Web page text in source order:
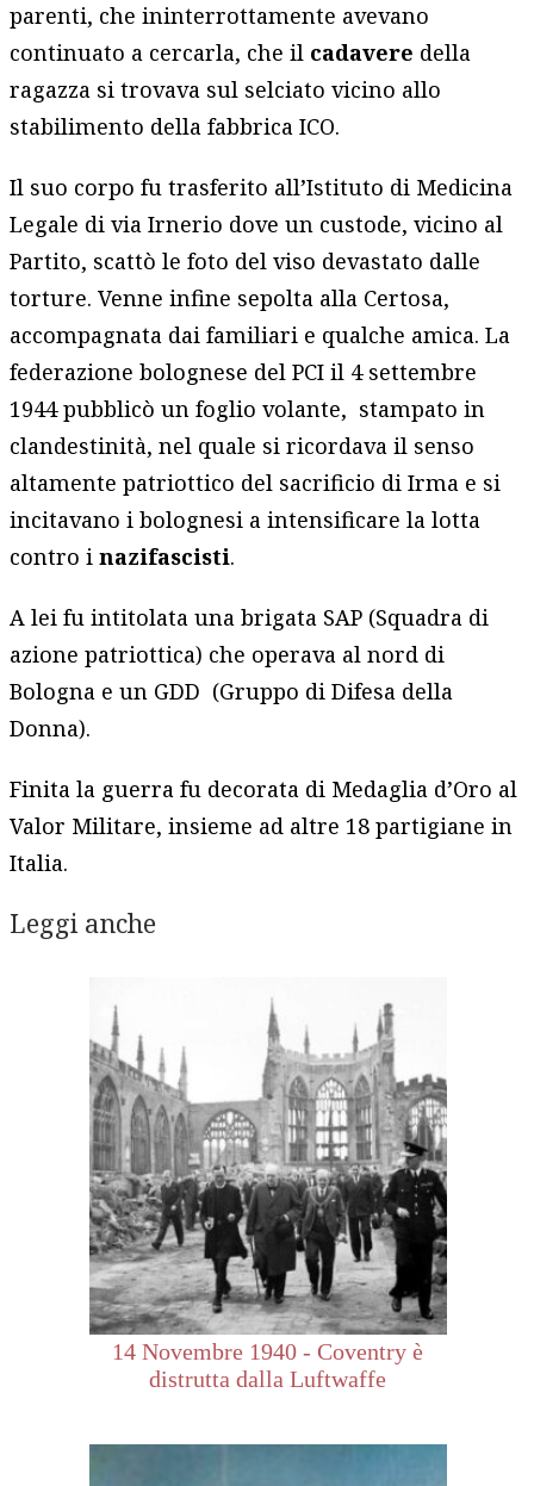
parenti, che ininterrottamente avevano
continuato a cercarla, che il cadavere della
ragazza si trovava sul selciato vicino allo
stabilimento della fabbrica ICO.
Il suo corpo fu trasferito all’Istituto di Medicina
Legale di via Irnerio dove un custode, vicino al
Partito, scattò le foto del viso devastato dalle
torture. Venne infine sepolta alla Certosa,
accompagnata dai familiari e qualche amica. La
federazione bolognese del PCI il 4 settembre
1944 pubblicò un foglio volante, stampato in
clandestinità, nel quale si ricordava il senso
altamente patriottico del sacrificio di Irma e si
incitavano i bolognesi a intensificare la lotta
contro inazifascisti.
A lei fu intitolata una brigata SAP (Squadra di
azione patriottica) che operava al nord di
Bologna e un GDD (Gruppo di Difesa della
Donna).
Finita la guerra fu decorata di Medaglia d’Oro al
Valor Militare, insieme ad altre 18 partigiane in
Italia.
Leggi anche
14 Novembre 1940 - Coventry è
distrutta dalla Luftwaffe